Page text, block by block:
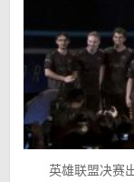
英雄联盟决赛